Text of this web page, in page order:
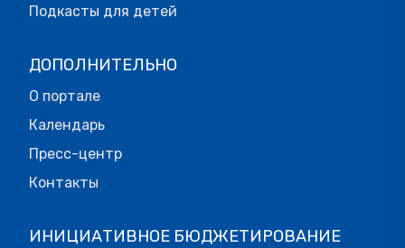
Подкасты для детей
ДОПОЛНИТЕЛЬНО
О портале
Календарь
Пресс-центр
Контакты
ИНИЦИАТИВНОЕ БЮДЖЕТИРОВАНИЕ